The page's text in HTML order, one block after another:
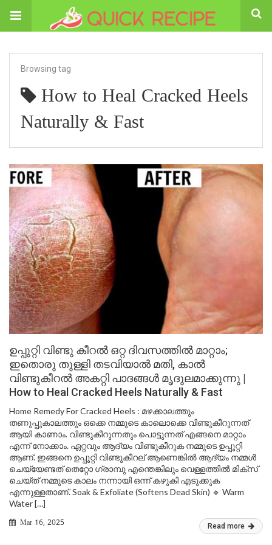
Browsing tag
How to Heal Cracked Heels
Naturally & Fast
ഉപ്പുറ്റി വിണ്ടു കീറൽ ഒറ്റ ദിവസത്തിൽ മാറ്റാം;
ഇതൊരു തുള്ളി തടവിയാൽ മതി, കാൽ
വിണ്ടുകീറൽ അകറ്റി പാദങ്ങൾ മൃദുലമാക്കുന്നു |
How to Heal Cracked Heels Naturally & Fast
Home Remedy For Cracked Heels : മഴക്കാലത്തും
തണുപ്പുകാലത്തും ഒക്കെ നമ്മുടെ കാലൊക്കെ വിണ്ടുകീറുന്നത്
ആയി കാണാം. വിണ്ടുകീറുന്നതും പൊട്ടുന്നത് എങ്ങനെ മാറ്റാം
എന്ന് നോക്കാം. ഏറ്റവും ആദ്യം വിണ്ടുകീറുക നമ്മുടെ ഉപ്പൂറ്റി
ആണ്. ഇങ്ങനെ ഉപ്പൂറ്റി വിണ്ടുകീറല് ആണെങ്കിൽ ആദ്യം നമ്മൾ
ചെയ്യേണ്ടത് തെറ്റോ ഗ്രാമ്പു എന്തെങ്കിലും വെള്ളത്തിൽ മിക്സ്
ചെയ്ത് നമ്മുടെ കാലം നന്നായി ഒന്ന് കഴുകി എടുക്കുക
എന്നുള്ളതാണ്. Soak & Exfoliate (Softens Dead Skin) 🔹 Warm
Water […]
Mar 16, 2025 Read more